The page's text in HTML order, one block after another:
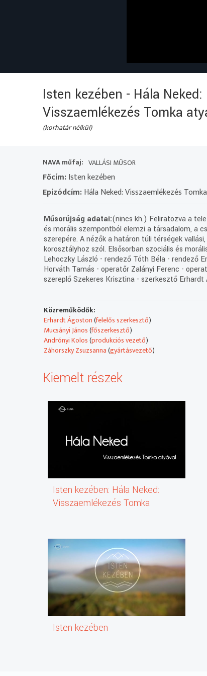
Isten kezében - Hála Neked:
Visszaemlékezés Tomka
(korhatár nélkül)
NAVA műfaj: VALLÁSI MŰSOR
Főcím:Isten kezében
Epizódcím:Hála Neked: Visszaemlékezés
Műsorújság adatai:(nincs kh.) Feliratozva a
és morális szempontból elemzi a társadalom, a
szerepére. A nézők a határon túli térségek
korosztályhoz szól. Elsősorban szociális és
Lehoczky László - rendező Tóth Béla - rendező
Horváth Tamás - operatőr Zalányi Ferenc -
szereplő Szekeres Krisztina - szerkesztő
Közreműködők:
Erhardt Ágoston(felelős szerkesztő)
Mucsányi János(főszerkesztő)
Andrónyi Kolos(produkciós vezető)
Záhorszky Zsuzsanna(gyártásvezető)
Kiemelt részek
Isten kezében: Hála Neked:
Visszaemlékezés Tomka
Isten kezében